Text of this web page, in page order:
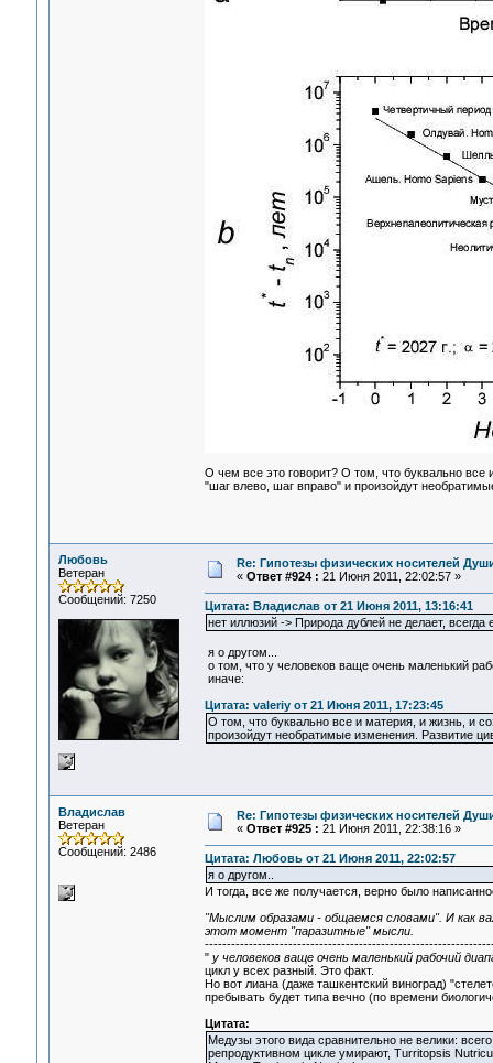
О чем все это говорит? О том, что буквально все
"шаг влево, шаг вправо" и произойдут
Любовь
Ветеран
Сообщений: 7250
Re: Гипотезы физических носителей
« Ответ #924 : 21 Июня 2011, 22:02:57 »
Цитата: Владислав от 21 Июня 2011, 13:16:41
нет иллюзий -> Природа дублей не делает,
я о другом...
о том, что у человеков ваще очень маленький
иначе:
Цитата: valeriy от 21 Июня 2011, 17:23:45
О том, что буквально все и материя, и жизнь, и
произойдут необратимые изменения. Развитие
Владислав
Ветеран
Сообщений: 2486
Re: Гипотезы физических носителей
« Ответ #925 : 21 Июня 2011, 22:38:16 »
Цитата: Любовь от 21 Июня 2011, 22:02:57
я о другом..
И тогда, все же получается, верно было
"Мыслим образами - общаемся словами". И как
этот момент "паразитные" мысли.
" у человеков ваще очень маленький рабочий
цикл у всех разный. Это факт.
Но вот лиана (даже ташкентский виноград)
пребывать будет типа вечно (по времени
Цитата:
Медузы этого вида сравнительно не велики:
репродуктивном цикле умирают, Turritopsis